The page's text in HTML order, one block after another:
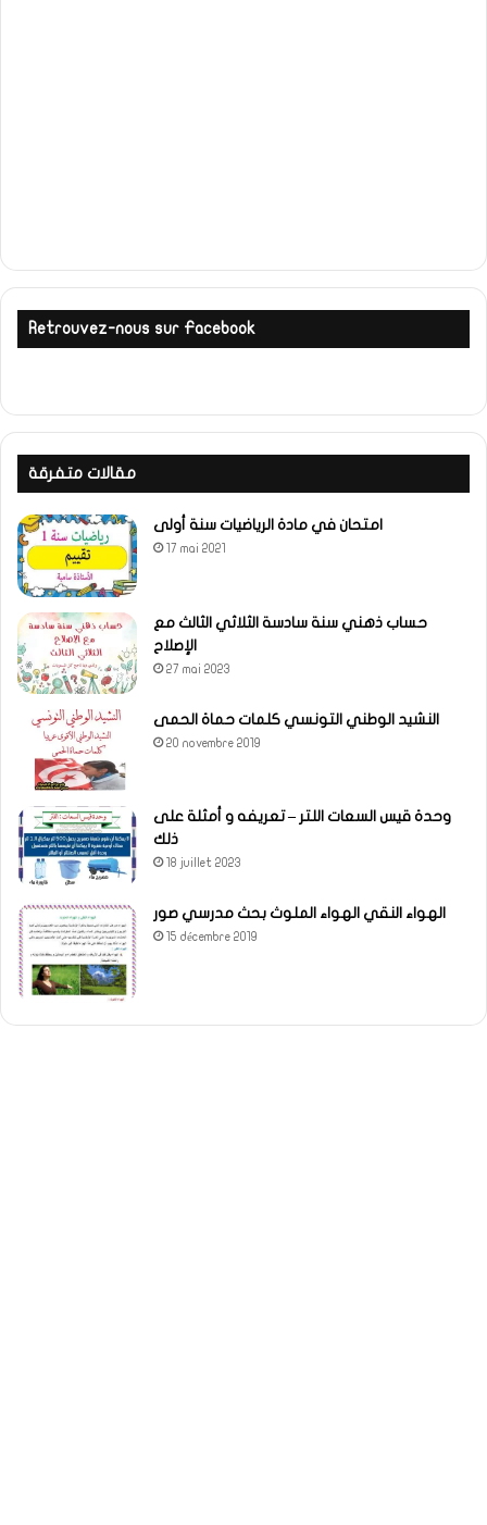
Retrouvez-nous sur Facebook
مقالات متفرقة
امتحان في مادة الرياضيات سنة أولى
17 mai 2021
حساب ذهني سنة سادسة الثلاثي الثالث مع
الإصلاح
27 mai 2023
النشيد الوطني التونسي كلمات حماة الحمى
20 novembre 2019
وحدة قيس السعات اللتر – تعريفه و أمثلة على
ذلك
18 juillet 2023
الهواء النقي الهواء الملوث بحث مدرسي صور
15 décembre 2019